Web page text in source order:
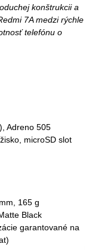
konštrukcii a
7A medzi rýchle
telefónu o
Adreno 505
microSD slot
165 g
Black
garantované na